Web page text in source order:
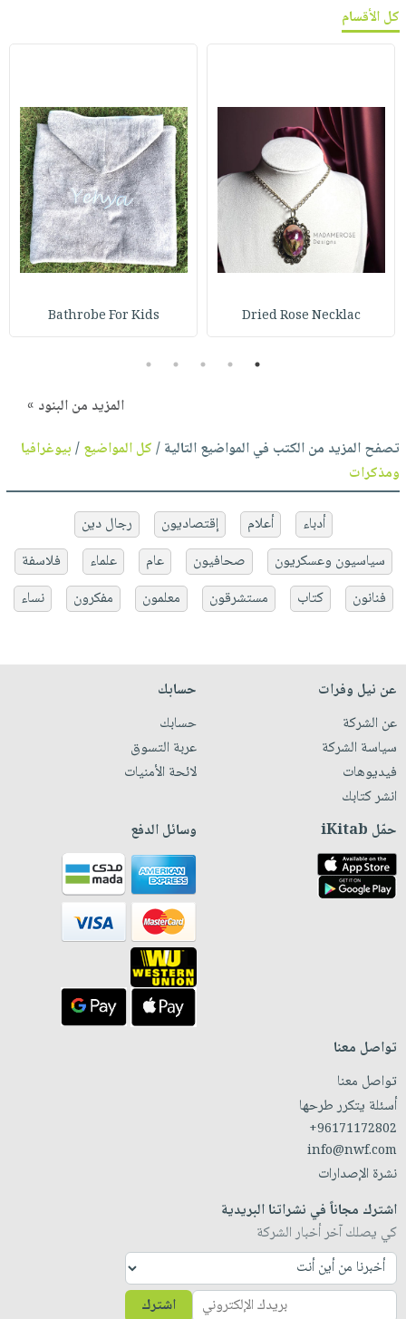
كل الأقسام
Dried Rose Necklac
Bathrobe For Kids
1
2
3
4
5
المزيد من البنود »
تصفح المزيد من الكتب في المواضيع التالية /كل المواضيع/بيوغرافيا
ومذكرات
أدباء أعلام إقتصاديون
رجال دين
سياسيون وعسكريون
صحافيون عام علماء
فلاسفة
فنانون
كتاب مستشرقون معلمون مفكرون نساء
عن نيل وفرات
عن الشركة
سياسة الشركة
فيديوهات
انشر كتابك
حسابك
حسابك
عربة التسوق
لائحة الأمنيات
حمّل iKitab وسائل الدفع
تواصل معنا
تواصل معنا
أسئلة يتكرر طرحها
+96171172802
info@nwf.com
نشرة الإصدارات
اشترك مجاناً في نشراتنا البريدية
كي يصلك آخر أخبار الشركة
اشترك